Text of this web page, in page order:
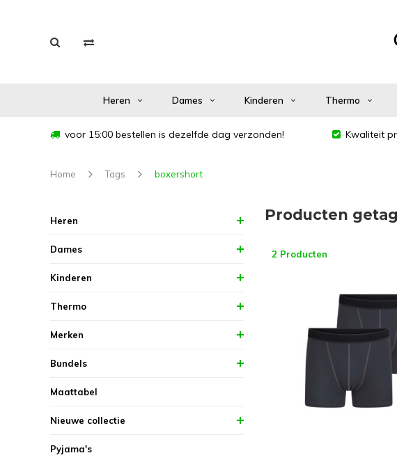
Heren Dames Kinderen Thermo
voor 15:00 bestellen is dezelfde dag verzonden! Kwaliteit
Home Tags boxershort
Heren
Dames
Kinderen
Thermo
Merken
Bundels
Maattabel
Nieuwe collectie
Pyjama's
Producten
2 Producten